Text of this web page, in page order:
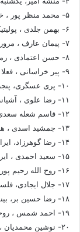
۵- محمد منظر پور ، خط قرمز ، هدلاین
۶- بهمن جلدی ، پولیتیکس
۷- پیمان عارف ، مرور
۸- حسن اعتمادی ، رمز پیروزی
۹- پیر خراسانی ، فعلا در خدمتیم
۱۰- پری عسگری، پنجره ای به سوی آزادی
۱۱- رضا علوی ، آشیانه اندیشه ها
۱۲- قاسم شعله سعدی، راه سوم
۱۳- جمشید اسدی ، هم اندیشی
۱۴- رضا گوهرزاد، ایران پست
۱۵- سعید احمدی ، ایران پاد
۱۶- روح الله رحیم پور ، زنگ خبر
۱۷- جلال ایجادی، فلسفه ، جامعه شناسی ، سیاست
۱۸- رضا حسین بر، بینشی نو برای ایرانی نو
۱۹- احمد شمس ، روحانیت علیه روحانیت- عبور
۲۰- نوشین محمدیان ، سوژه